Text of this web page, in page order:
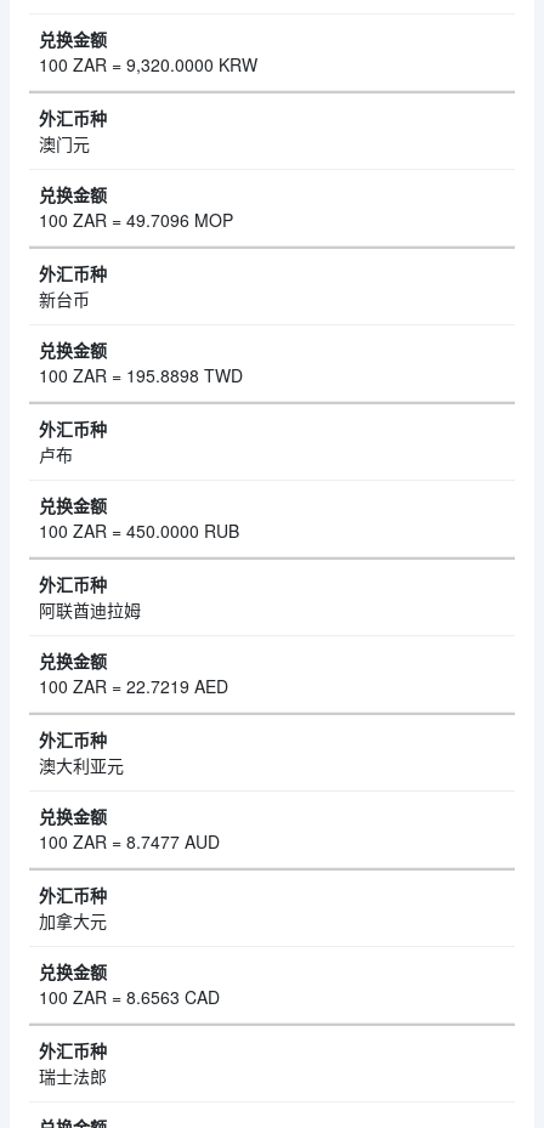
100 ZAR = 9,320.0000 KRW
澳门元
100 ZAR = 49.7096 MOP
新台币
100 ZAR = 195.8898 TWD
卢布
100 ZAR = 450.0000 RUB
阿联酋迪拉姆
100 ZAR = 22.7219 AED
澳大利亚元
100 ZAR = 8.7477 AUD
加拿大元
100 ZAR = 8.6563 CAD
瑞士法郎